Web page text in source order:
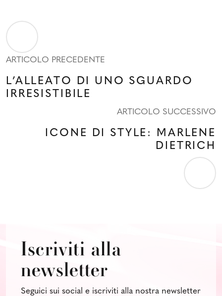
ARTICOLO PRECEDENTE
L’ALLEATO DI UNO SGUARDO
IRRESISTIBILE
ARTICOLO SUCCESSIVO
ICONE DI STYLE: MARLENE
DIETRICH
Iscriviti alla
newsletter
Seguici sui social e iscriviti alla nostra newsletter